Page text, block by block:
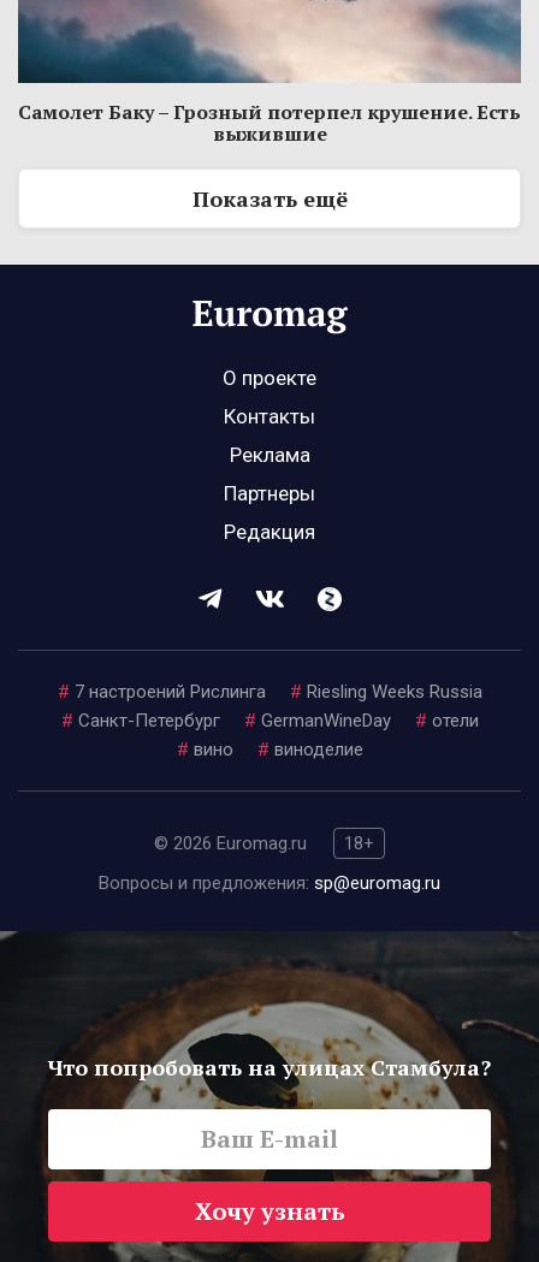
Самолет Баку – Грозный потерпел крушение. Есть
выжившие
Показать ещё
О проекте
Контакты
Реклама
Партнеры
Редакция
# 7 настроений Рислинга # Riesling Weeks Russia
# Санкт-Петербург # GermanWineDay # отели
# вино # виноделие
© 2026 Euromag.ru
18+
Вопросы и предложения: sp@euromag.ru
Что попробовать на улицах Стамбула?
Хочу узнать